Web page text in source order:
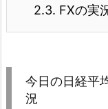
2.3. FXの実
今日の日経平
況